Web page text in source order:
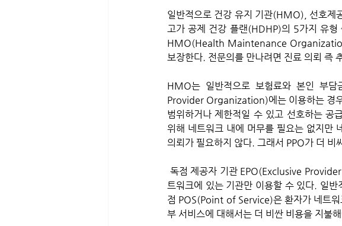
일반적으로 건강 유지 기관(HMO), 선호제
고가 공제 건강 플랜(HDHP)의 5가지 유
HMO(Health Maintenance
보장한다. 전문의를 만나려면 진료 의뢰 즉
HMO는 일반적으로 보험료와 본인 부
Provider Organization)에는 이용하는 경
범위하거나 제한적일 수 있고 선호하는 공
위해 네트워크 내에 머무를 필요는 없지만
의뢰가 필요하지 않다. 그래서 PPO가 더 비
트워크에 있는 기관만 이용할 수 있다. 일
점 POS(Point of Service)은 환자가 네트워
부 서비스에 대해서는 더 비싼 비용을 지불